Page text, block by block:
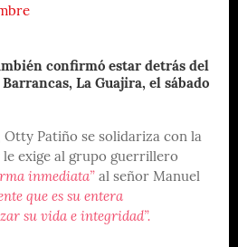
confirmó estar detrás del
La Guajira, el sábado
Otty Patiño se solidariza con la
exige al grupo guerrillero
inmediata” al señor Manuel
que es su entera
su vida e integridad”.